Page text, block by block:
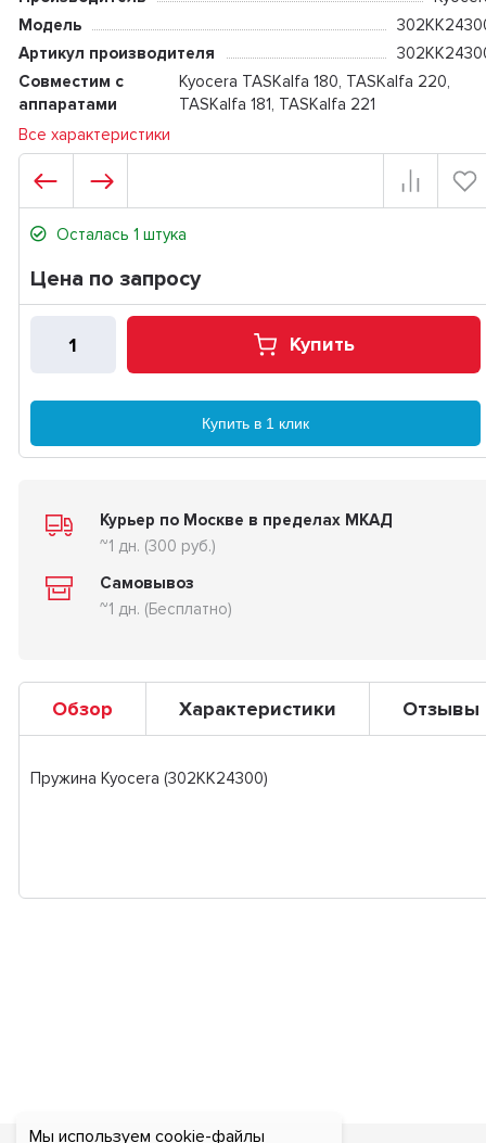
Мы используем cookie-файлы
Модель
Артикул производителя
Совместим с
аппаратами
Kyocera TASKalfa 180, TASKalfa 220,
TASKalfa 181, TASKalfa 221
Все характеристики
Осталась 1 штука
Цена по запросу
Купить
Купить в 1 клик
Курьер по Москве в пределах МКАД
~1 дн. (300 руб.)
Самовывоз
~1 дн. (Бесплатно)
Обзор Характеристики Отзывы
Пружина Kyocera (302KK24300)